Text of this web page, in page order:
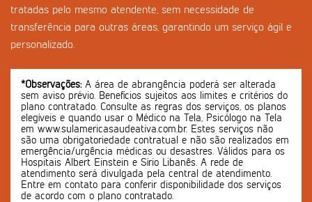
tratadas pelo mesmo atendente, sem necessidade de
transferência para outras áreas, garantindo um serviço ágil e
personalizado.
*Observações:A área de abrangência poderá ser alterada
sem aviso prévio. Benefícios sujeitos aos limites e critérios do
plano contratado. Consulte as regras dos serviços, os planos
elegíveis e quando usar o Médico na Tela, Psicólogo na Tela
em www.sulamericasaudeativa.com.br. Estes serviços não
são uma obrigatoriedade contratual e não são realizados em
emergência/urgência médicas ou desastres. Válidos para os
Hospitais Albert Einstein e Sírio Libanês. A rede de
atendimento será divulgada pela central de atendimento.
Entre em contato para conferir disponibilidade dos serviços
de acordo com o plano contratado.